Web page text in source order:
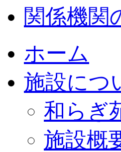
関係機関
ホーム
施設につ
和らぎ
施設概